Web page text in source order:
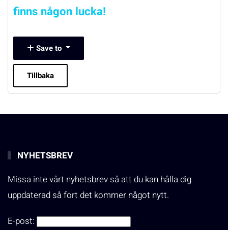
finns någon lucka!
Save to
Tillbaka
NYHETSBREV
Missa inte vårt nyhetsbrev så att du kan hålla dig
uppdaterad så fort det kommer något nytt.
E-post: